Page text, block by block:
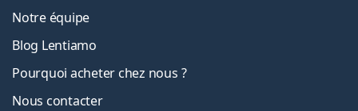
Notre équipe
Blog Lentiamo
Pourquoi acheter chez nous ?
Nous contacter